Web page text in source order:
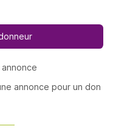
annonce pour un don